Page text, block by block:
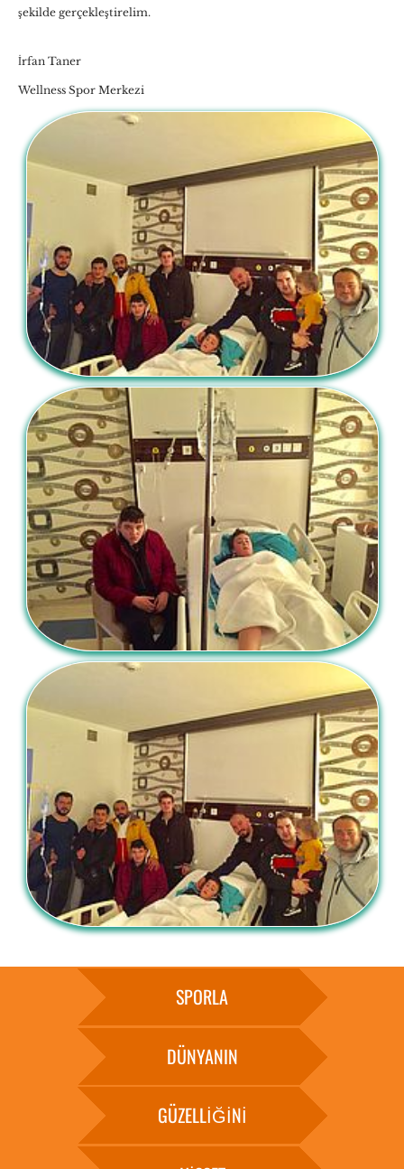
şekilde gerçekleştirelim.
İrfan Taner
Wellness Spor Merkezi
SPORLA
DÜNYANIN
GÜZELLİĞİNİ